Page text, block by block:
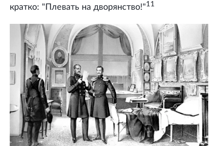
кратко: "Плевать на дворянство!"11